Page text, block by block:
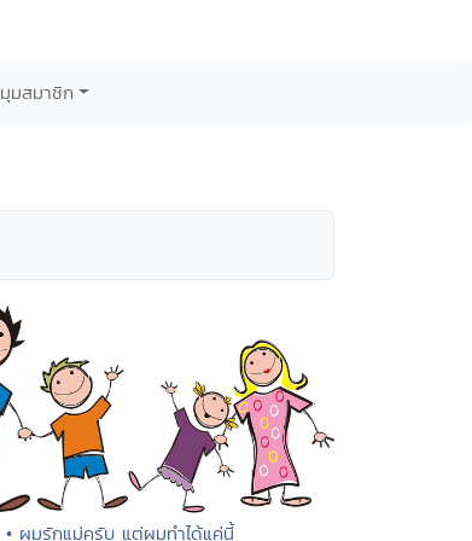
มุมสมาชิก
• ผมรักแม่ครับ แต่ผมทำได้แค่นี้